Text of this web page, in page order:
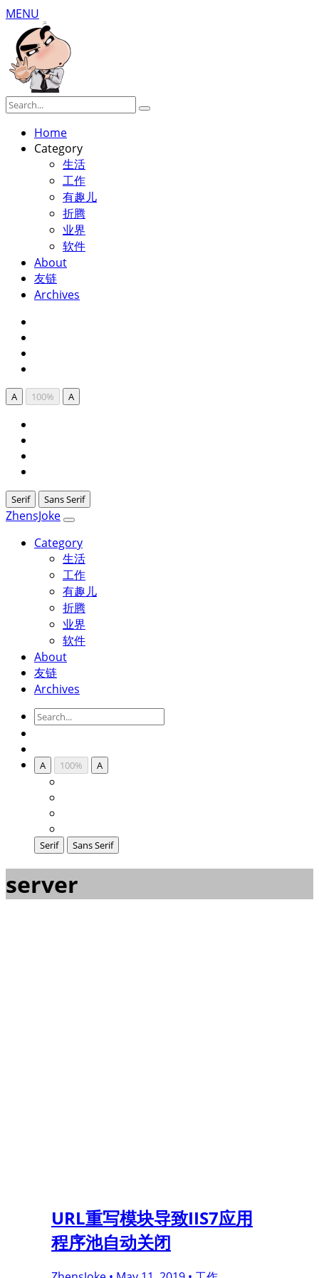
MENU
Home
Category
生活
工作
有趣儿
折腾
业界
软件
About
友链
Archives
A 100% A
Serif Sans Serif
ZhensJoke
Category
生活
工作
有趣儿
折腾
业界
软件
About
友链
Archives
A 100% A
Serif Sans Serif
server
URL重写模块导致IIS7应用
程序池自动关闭